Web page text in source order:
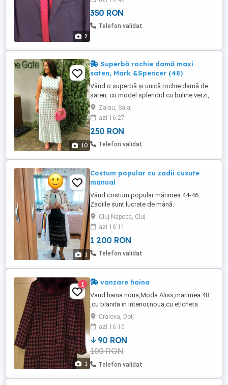
2
350 RON
Telefon validat
10
Superbă rochie damă maxi
saten, Mark &Spencer (48)
Vând o superbă și unică rochie damă de
saten, cu model splendid cu buline verzi,
cu croială clasică elegantă inspirată din
stilul " Pretty Woman"! Materialul de saten
cu luciu de mătase cade frumos pe corp,
iar cordonul lat evidențiază superb silueta
dumneavoastră! Dacă căutați rochia
Zalau, Salaj
azi 16:27
250 RON
Telefon validat
1
Costum popular cu zadii cusute
manual
Vând costum popular mărimea 44-46.
Zadiile sunt lucrate de mână.
Cluj-Napoca, Cluj
azi 16:11
1 200 RON
Telefon validat
1
1 vanzare haina
Vand haina noua,Moda Aliss,marimea 48
,cu blanita in interior,noua,cu eticheta
rupta.Lungimea este de 90 cm iar fata,
masurata dintr-o parte in alta este de 60
cm.
Craiova, Dolj
azi 16:10
90 RON
100 RON
Telefon validat